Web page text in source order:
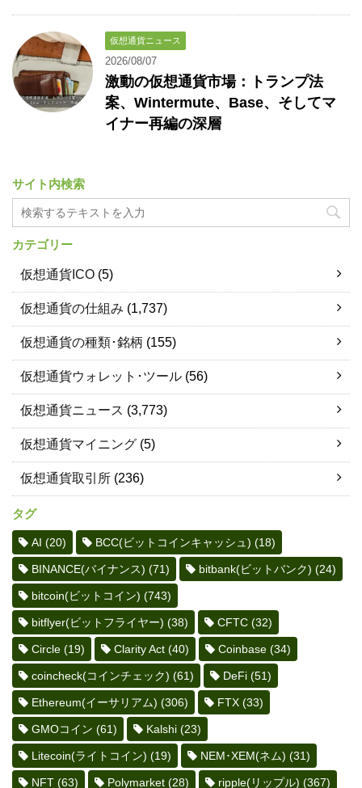
仮想通貨ニュース
2026/08/07
激動の仮想通貨市場：トランプ法
案、Wintermute、Base、そしてマ
イナー再編の深層
サイト内検索
カテゴリー
仮想通貨ICO (5)
仮想通貨の仕組み (1,737)
仮想通貨の種類･銘柄 (155)
仮想通貨ウォレット･ツール (56)
仮想通貨ニュース (3,773)
仮想通貨マイニング (5)
仮想通貨取引所 (236)
タグ
AI (20) BCC(ビットコインキャッシュ) (18)
BINANCE(バイナンス) (71) bitbank(ビットバンク) (24)
bitcoin(ビットコイン) (743)
bitflyer(ビットフライヤー) (38) CFTC (32)
Circle (19) Clarity Act (40) Coinbase (34)
coincheck(コインチェック) (61) DeFi (51)
Ethereum(イーサリアム) (306) FTX (33)
GMOコイン (61) Kalshi (23)
Litecoin(ライトコイン) (19) NEM･XEM(ネム) (31)
NFT (63) Polymarket (28) ripple(リップル) (367)